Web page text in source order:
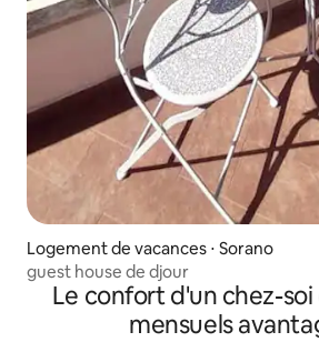
Logement de vacances ⋅ Sorano
guest house de djour
Le confort d'un chez-
mensuels